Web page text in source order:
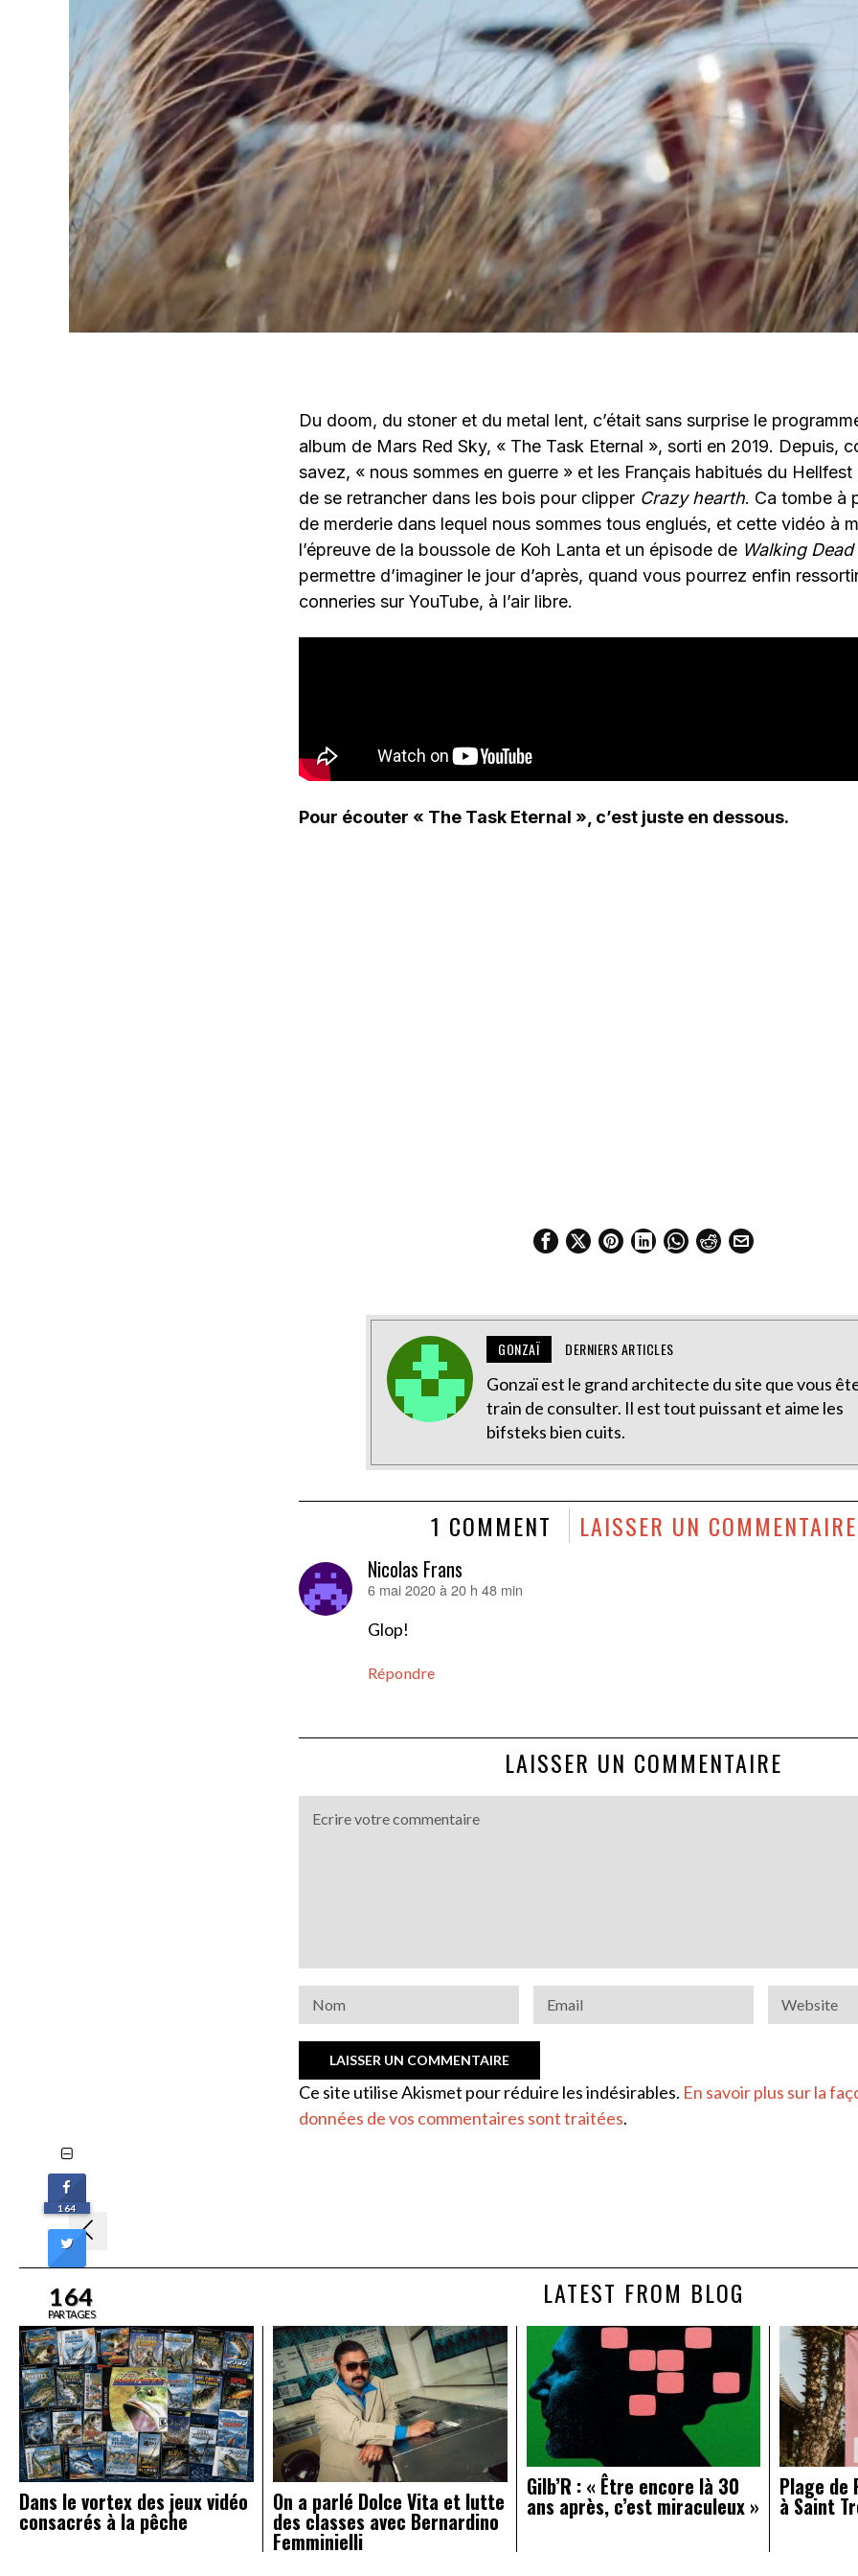
Du doom, du stoner et du metal lent, c’était sans surprise le
album de Mars Red Sky, « The Task Eternal », sorti en 2019. Depuis,
savez, « nous sommes en guerre » et les Français habitués du
de se retrancher dans les bois pour clipper Crazy hearth. Ca tombe à
de merderie dans lequel nous sommes tous englués, et cette vidéo à
l’épreuve de la boussole de Koh Lanta et un épisode de Walking Dead
permettre d’imaginer le jour d’après, quand vous pourrez enfin
conneries sur YouTube, à l’air libre.
Pour écouter « The Task Eternal », c’est juste en dessous.
GONZAÏ DERNIERS ARTICLES
Gonzaï est le grand architecte du site que vous
train de consulter. Il est tout puissant et aime les
bifsteks bien cuits.
1 COMMENT LAISSER UN COMMENTAIRE
Nicolas Frans
dit :
6 mai 2020 à 20 h 48 min
Glop!
Répondre
LAISSER UN COMMENTAIRE
Ce site utilise Akismet pour réduire les indésirables. En savoir plus sur la
données de vos commentaires sont traitées.
Navigation
de
l’article LATEST FROM BLOG
Dans le vortex des jeux vidéo
consacrés à la pêche
On a parlé Dolce Vita et lutte
des classes avec Bernardino
Femminielli
Gilb’R : « Être encore là 30
ans après, c’est miraculeux »
Plage
à Saint
164
164
PARTAGES